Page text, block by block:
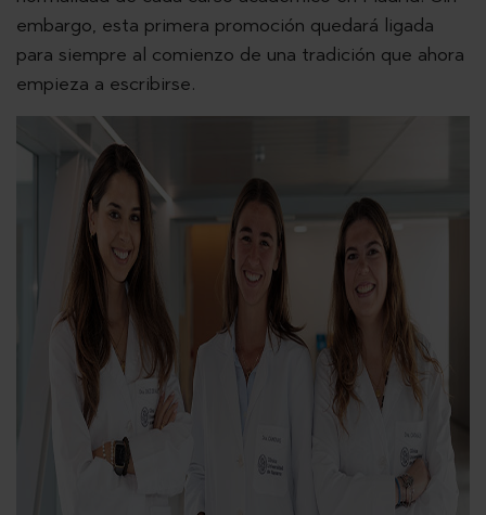
embargo, esta primera promoción quedará ligada
para siempre al comienzo de una tradición que ahora
empieza a escribirse.